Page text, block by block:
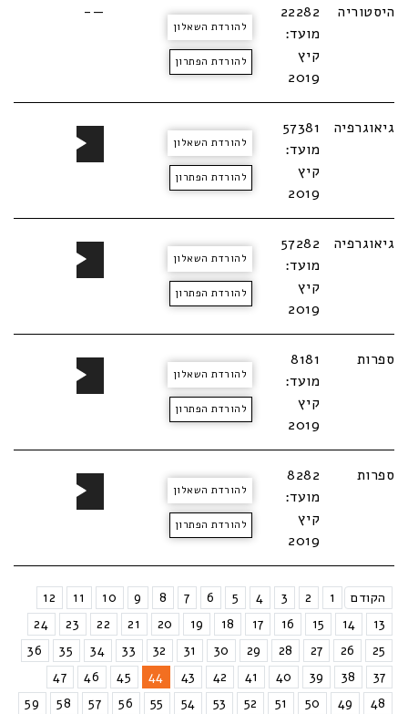
היסטוריה
22282
מועד:
קיץ
2019
להורדת השאלון
להורדת הפתרון
—-
גיאוגרפיה
57381
מועד:
קיץ
2019
להורדת השאלון
להורדת הפתרון
נגן
אודיו
גיאוגרפיה
57282
מועד:
קיץ
2019
להורדת השאלון
להורדת הפתרון
נגן
אודיו
ספרות
8181
מועד:
קיץ
2019
להורדת השאלון
להורדת הפתרון
נגן
אודיו
ספרות
8282
מועד:
קיץ
2019
להורדת השאלון
להורדת הפתרון
נגן
אודיו
הקודם 1
2
3
4
5
6
7
8
9
10
11
12
13
14
15
16
17
18
19
20
21
22
23
24
25
26
27
28
29
30
31
32
33
34
35
36
37
38
39
40
41
42
43
44
45
46
47
48
49
50
51
52
53
54
55
56
57
58
59